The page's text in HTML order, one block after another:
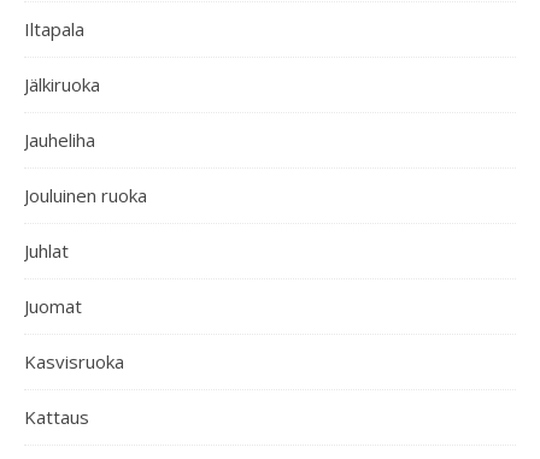
Iltapala
Jälkiruoka
Jauheliha
Jouluinen ruoka
Juhlat
Juomat
Kasvisruoka
Kattaus